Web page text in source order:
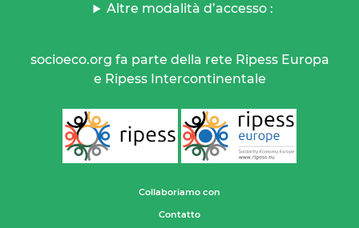
Altre modalità d’accesso :
socioeco.org fa parte della rete Ripess Europa
e Ripess Intercontinentale
Collaboriamo con
Contatto